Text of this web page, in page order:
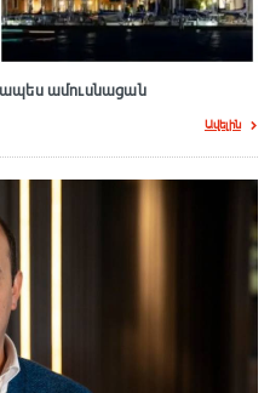
ամուսնացան
Ավելին